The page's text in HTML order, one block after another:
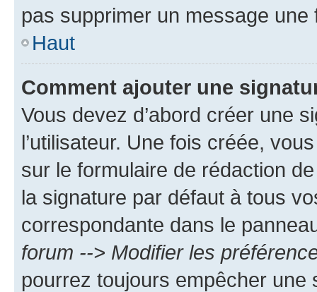
pas supprimer un message une
Haut
Comment ajouter une
Vous devez d’abord créer une
l’utilisateur. Une fois créée,
sur le formulaire de rédaction
la signature par défaut à tous
correspondante dans le
forum --> Modifier les
pourrez toujours empêcher une